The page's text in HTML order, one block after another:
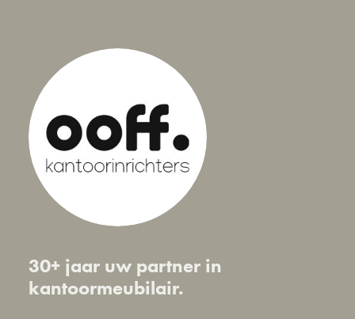
30+ jaar uw partner in
kantoormeubilair.